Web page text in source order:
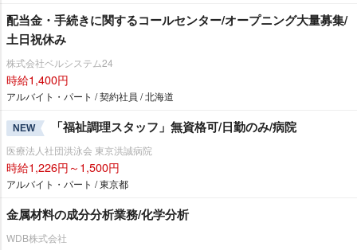
配当金・手続きに関するコールセンター/オープニング大量募集/
土日祝休み
株式会社ベルシステム24
時給1,400円
アルバイト・パート / 契約社員 / 北海道
NEW 「福祉調理スタッフ」無資格可/日勤のみ/病院
医療法人社団洪泳会 東京洪誠病院
時給1,226円～1,500円
アルバイト・パート / 東京都
金属材料の成分分析業務/化学分析
WDB株式会社